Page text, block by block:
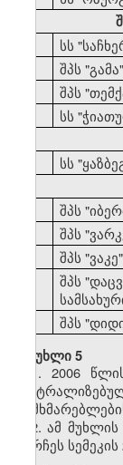
სს
შპს "გამა"
შპს
სს
სს
შპს
შპს
შპს "ვაკე"
შპს
შპს
მუხლი 5
1. 2006
2. ამ
დარჩეს